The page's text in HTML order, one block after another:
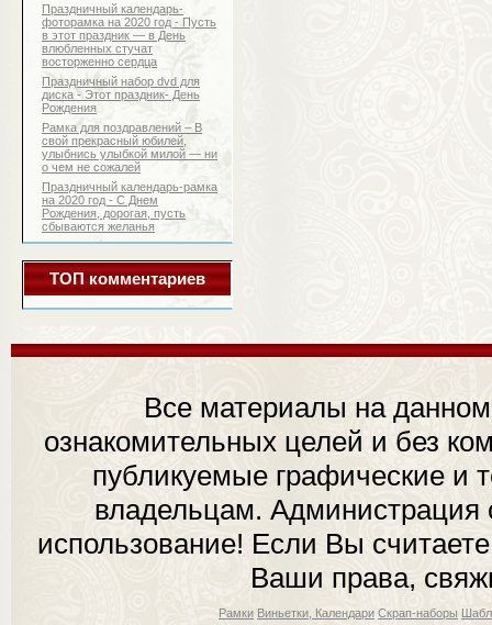
Праздничный календарь-
фоторамка на 2020 год - Пусть
в этот праздник — в День
влюбленных стучат
восторженно сердца
Праздничный набор dvd для
диска - Этот праздник- День
Рождения
Рамка для поздравлений – В
свой прекрасный юбилей,
улыбнись улыбкой милой — ни
о чем не сожалей
Праздничный календарь-рамка
на 2020 год - С Днем
Рождения, дорогая, пусть
сбываются желанья
ТОП комментариев
Все материалы на
ознакомительных целей и без
публикуемые графические и
владельцам. Администрация
использование! Если Вы
Ваши права,
Рамки Виньетки, Календари Скрап-наборы